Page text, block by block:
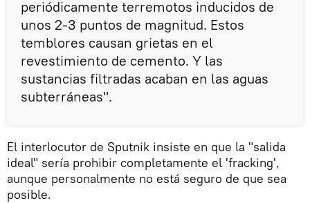
periódicamente terremotos inducidos de
unos 2-3 puntos de magnitud. Estos
temblores causan grietas en el
revestimiento de cemento. Y las
sustancias filtradas acaban en las aguas
subterráneas".
El interlocutor de Sputnik insiste en que la "salida
ideal" sería prohibir completamente el 'fracking',
aunque personalmente no está seguro de que sea
posible.